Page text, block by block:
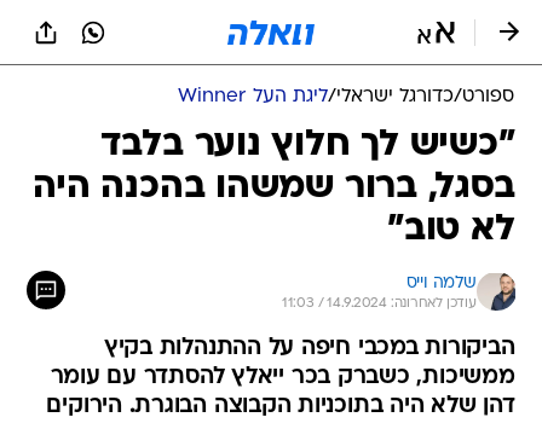
ספורט/כדורגל ישראלי/ליגת העל Winner
"כשיש לך חלוץ נוער בלבד
בסגל, ברור שמשהו בהכנה היה
לא טוב"
שלמה וייס
עודכן לאחרונה: 14.9.2024 / 11:03
הביקורות במכבי חיפה על ההתנהלות בקיץ
ממשיכות, כשברק בכר ייאלץ להסתדר עם עומר
דהן שלא היה בתוכניות הקבוצה הבוגרת. הירוקים